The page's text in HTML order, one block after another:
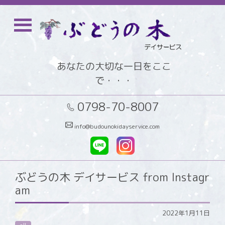
あなたの大切な一日をここ
で・・・
0798-70-8007
info@budounokidayservice.com
ぶどうの木 デイサービス from Instagr
am
2022年1月11日